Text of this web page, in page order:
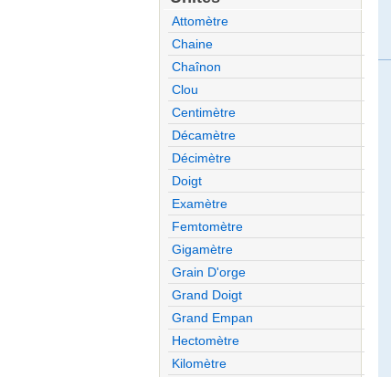
Attomètre
Chaine
Chaînon
Clou
Centimètre
Décamètre
Décimètre
Doigt
Examètre
Femtomètre
Gigamètre
Grain D'orge
Grand Doigt
Grand Empan
Hectomètre
Kilomètre